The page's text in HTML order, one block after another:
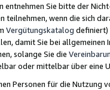
entnehmen Sie bitte der
teilnehmen, wenn die sich
Vergütungskatalog definiert)
damit Sie bei
solange Sie die
oder mittelbar über eine
Personen für die Nutzung